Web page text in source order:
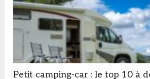
Petit camping-car : le top 10 à